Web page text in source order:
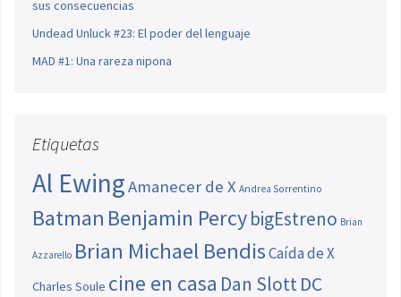
sus consecuencias
Undead Unluck #23: El poder del lenguaje
MAD #1: Una rareza nipona
Etiquetas
Al EwingAmanecer de X Andrea Sorrentino
Batman Benjamin PercybigEstreno Brian
Azzarello Brian Michael BendisCaída de X
Charles Soule cine en casa Dan SlottDC